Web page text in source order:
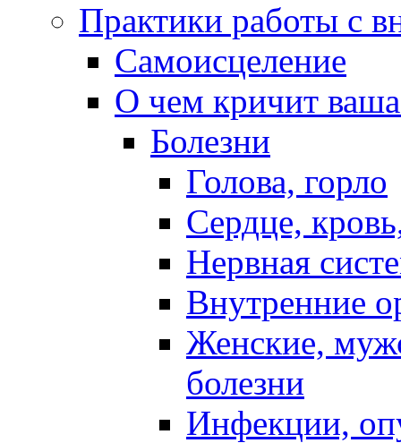
Практики работы с
Самоисцеление
О чем кричит ваша
Болезни
Голова, горло
Сердце,
Нервная
Внутренние
Женские,
болезни
Инфекции,